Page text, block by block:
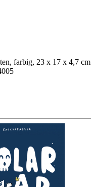
farbig, 23 x 17 x 4,7 cm